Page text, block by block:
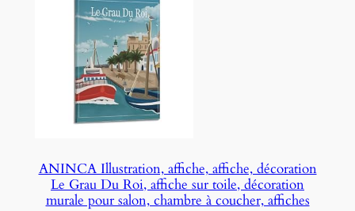
ANINCA Illustration, affiche, affiche, décoration
Le Grau Du Roi, affiche sur toile, décoration
murale pour salon, chambre à coucher, affiches